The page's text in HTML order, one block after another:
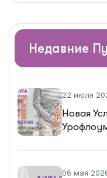
Недавние
22 июля
Новая
06 мая